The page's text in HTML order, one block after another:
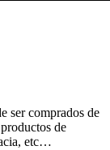
ser comprados de
de
etc…